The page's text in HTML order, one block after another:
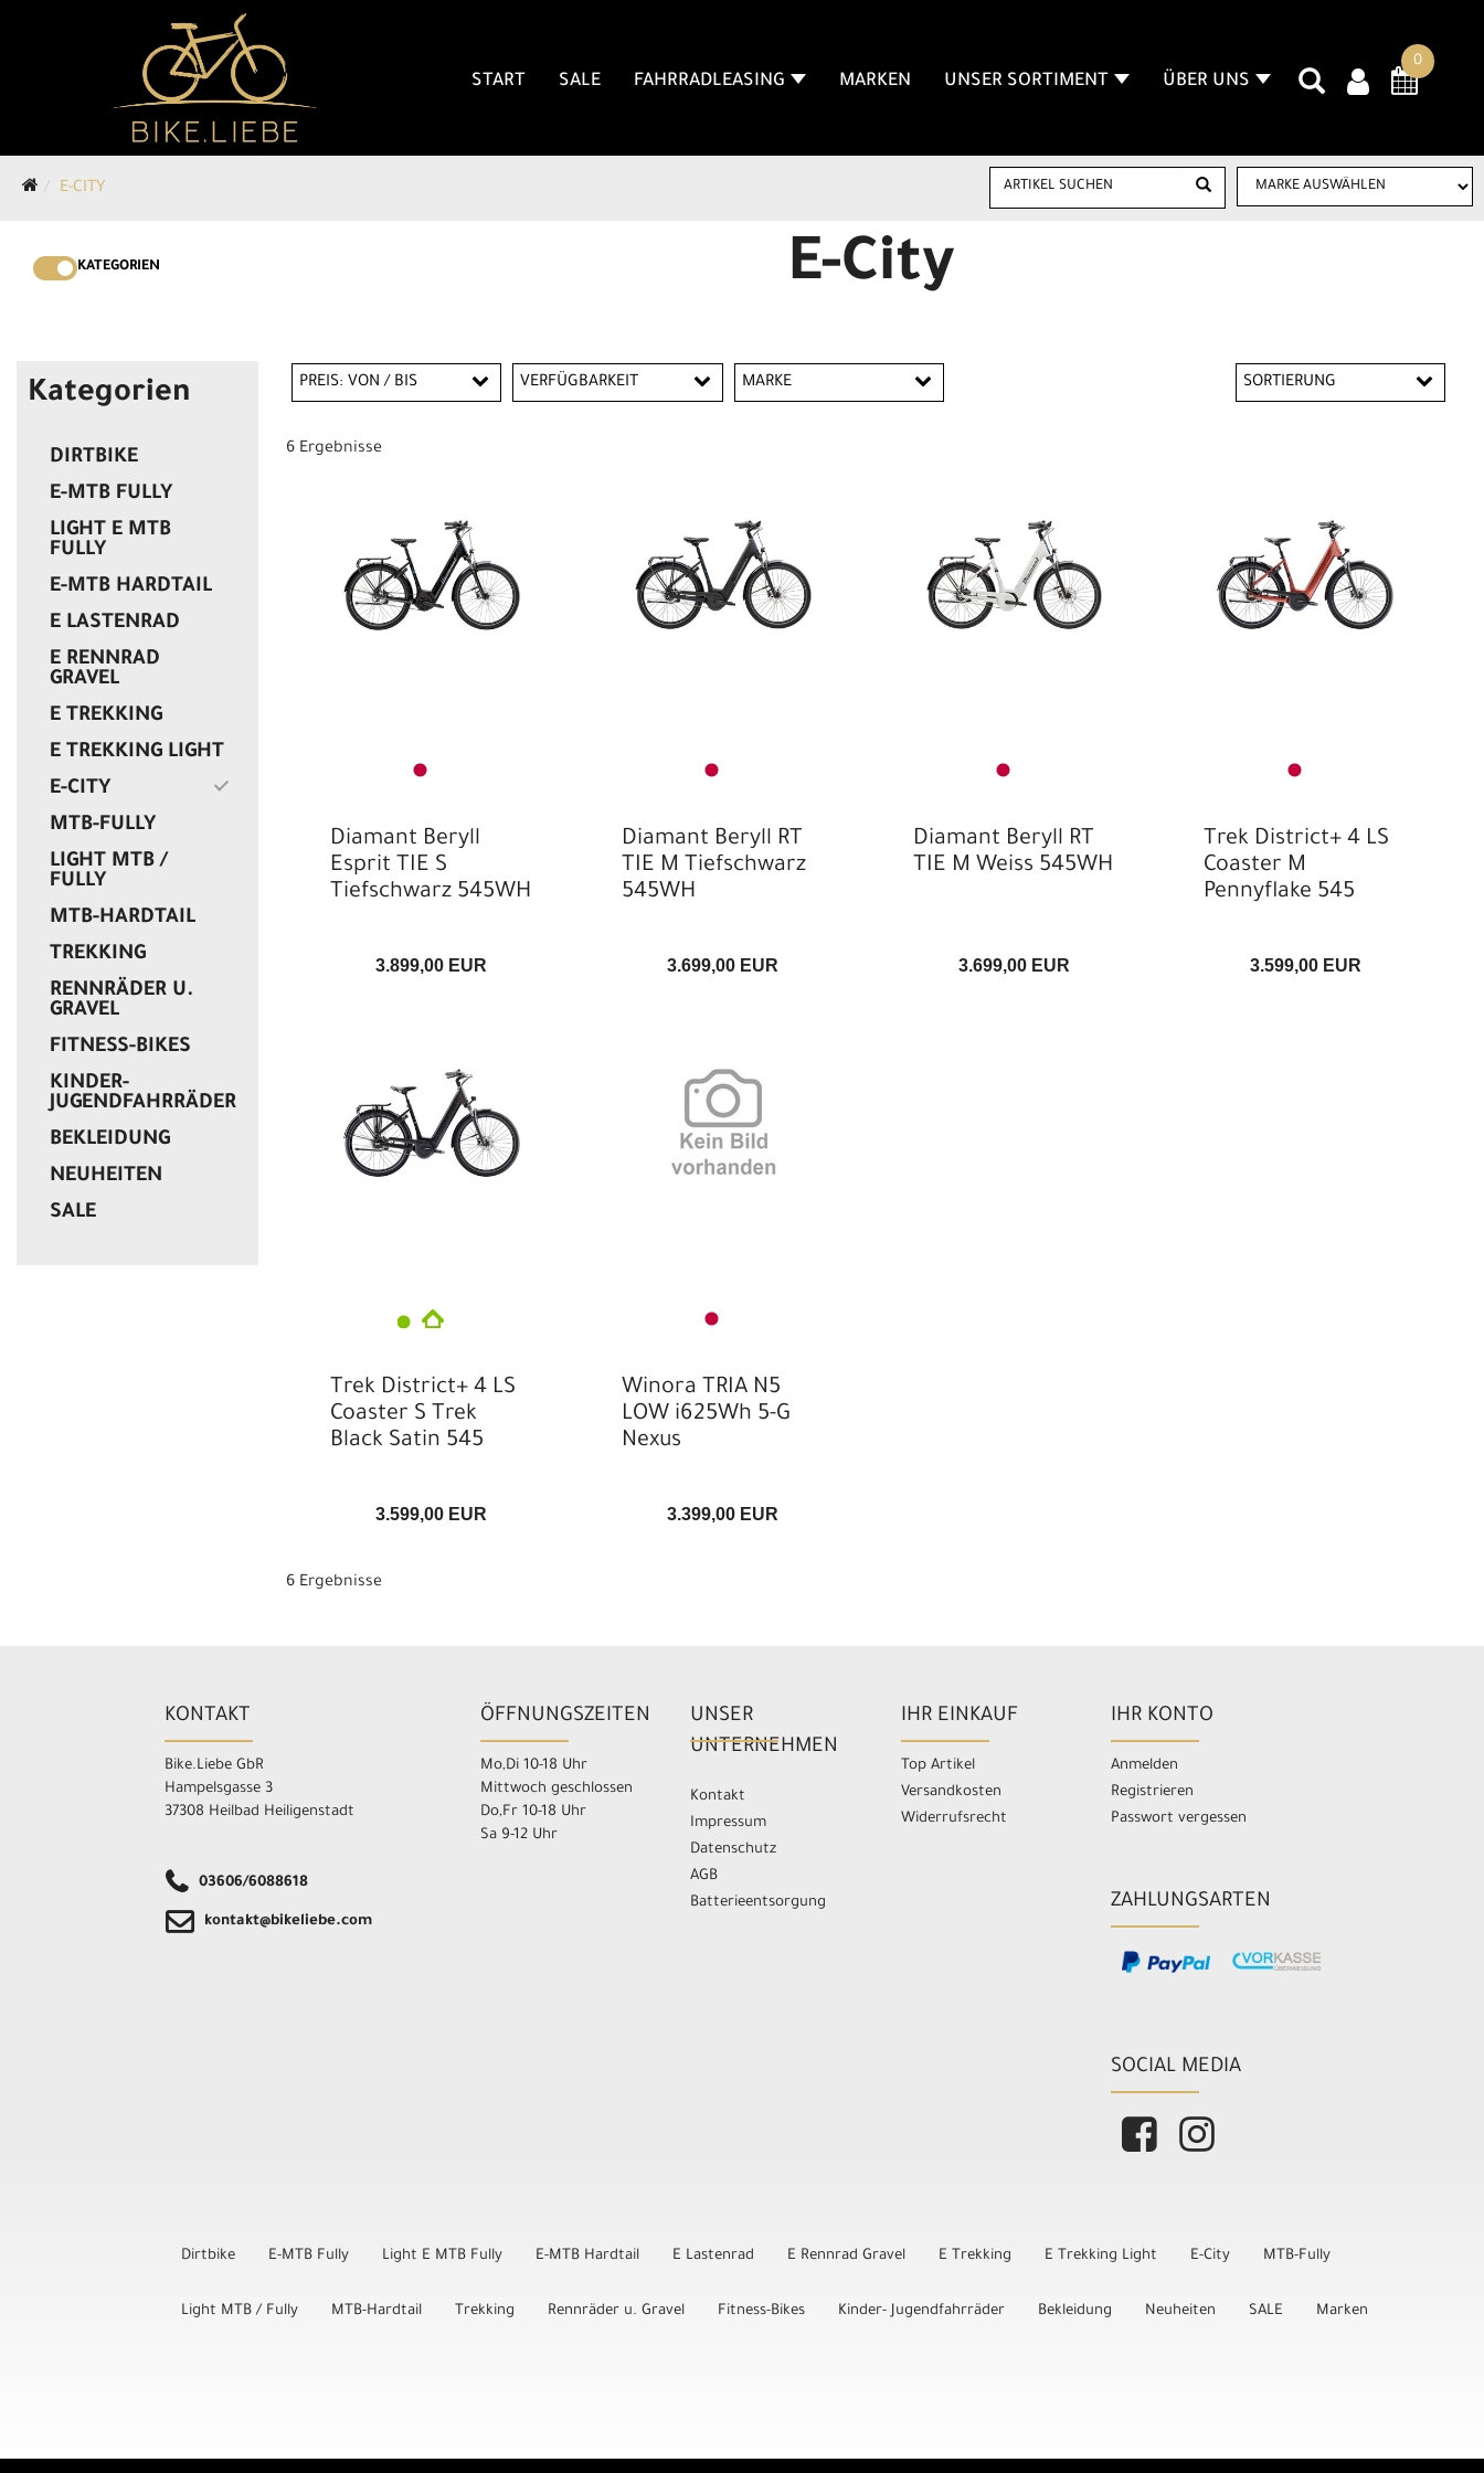
0
START SALE FAHRRADLEASING MARKEN UNSER SORTIMENT ÜBER UNS
E-CITY
KATEGORIEN E-City
Kategorien
DIRTBIKE
E-MTB FULLY
LIGHT E MTB
FULLY
E-MTB HARDTAIL
E LASTENRAD
E RENNRAD
GRAVEL
E TREKKING
E TREKKING LIGHT
E-CITY
MTB-FULLY
LIGHT MTB /
FULLY
MTB-HARDTAIL
TREKKING
RENNRÄDER U.
GRAVEL
FITNESS-BIKES
KINDER-
JUGENDFAHRRÄDER
BEKLEIDUNG
NEUHEITEN
SALE
SORTIERUNG
PREIS: VON / BIS VERFÜGBARKEIT MARKE
6 Ergebnisse
Diamant Beryll
Esprit TIE S
Tiefschwarz 545WH
3.899,00 EUR
Diamant Beryll RT
TIE M Tiefschwarz
545WH
3.699,00 EUR
Diamant Beryll RT
TIE M Weiss 545WH
3.699,00 EUR
Trek District+ 4 LS
Coaster M
Pennyflake 545
3.599,00 EUR
Trek District+ 4 LS
Coaster S Trek
Black Satin 545
3.599,00 EUR
Winora TRIA N5
LOW i625Wh 5-G
Nexus
3.399,00 EUR
6 Ergebnisse
KONTAKT
Bike.Liebe GbR
Hampelsgasse 3
37308 Heilbad Heiligenstadt
03606/6088618
kontakt@bikeliebe.com
ÖFFNUNGSZEITEN
Mo,Di 10-18 Uhr
Mittwoch geschlossen
Do,Fr 10-18 Uhr
Sa 9-12 Uhr
UNSER
UNTERNEHMEN
Kontakt
Impressum
Datenschutz
AGB
Batterieentsorgung
IHR EINKAUF
Top Artikel
Versandkosten
Widerrufsrecht
IHR KONTO
Anmelden
Registrieren
Passwort vergessen
ZAHLUNGSARTEN
SOCIAL MEDIA
Dirtbike E-MTB Fully Light E MTB Fully E-MTB Hardtail E Lastenrad E Rennrad Gravel E Trekking E Trekking Light E-City MTB-Fully
Light MTB / Fully MTB-Hardtail Trekking Rennräder u. Gravel Fitness-Bikes Kinder- Jugendfahrräder Bekleidung Neuheiten SALE Marken